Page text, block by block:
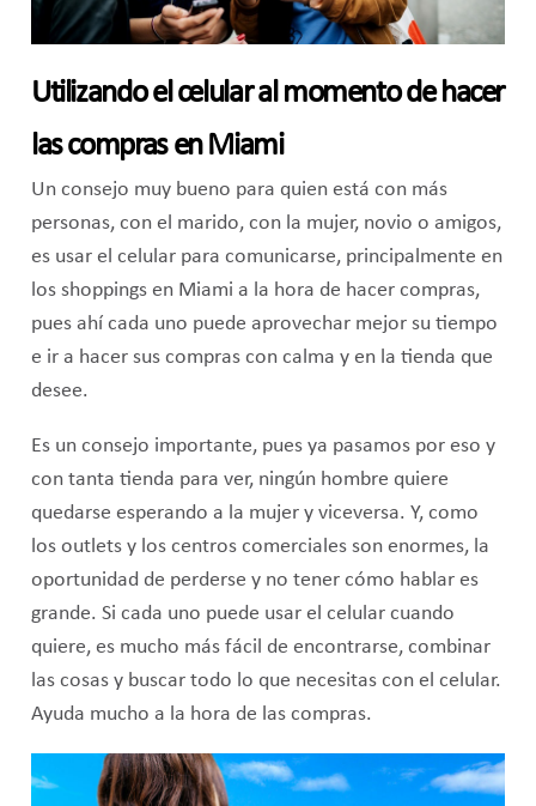
Utilizando el celular al momento de hacer
las compras en Miami
Un consejo muy bueno para quien está con más
personas, con el marido, con la mujer, novio o amigos,
es usar el celular para comunicarse, principalmente en
los shoppings en Miami a la hora de hacer compras,
pues ahí cada uno puede aprovechar mejor su tiempo
e ir a hacer sus compras con calma y en la tienda que
desee.
Es un consejo importante, pues ya pasamos por eso y
con tanta tienda para ver, ningún hombre quiere
quedarse esperando a la mujer y viceversa. Y, como
los outlets y los centros comerciales son enormes, la
oportunidad de perderse y no tener cómo hablar es
grande. Si cada uno puede usar el celular cuando
quiere, es mucho más fácil de encontrarse, combinar
las cosas y buscar todo lo que necesitas con el celular.
Ayuda mucho a la hora de las compras.